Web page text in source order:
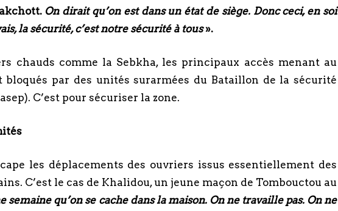
On dirait qu’on est dans un état de siège. Donc ceci, en soi
la sécurité, c’est notre sécurité à tous».
chauds comme la Sebkha, les principaux accès menant au
par des unités surarmées du Bataillon de la sécurité
C’est pour sécuriser la zone.
les déplacements des ouvriers issus essentiellement des
C’est le cas de Khalidou, un jeune maçon de Tombouctou au
semaine qu’on se cache dans la maison. On ne travaille pas. On ne